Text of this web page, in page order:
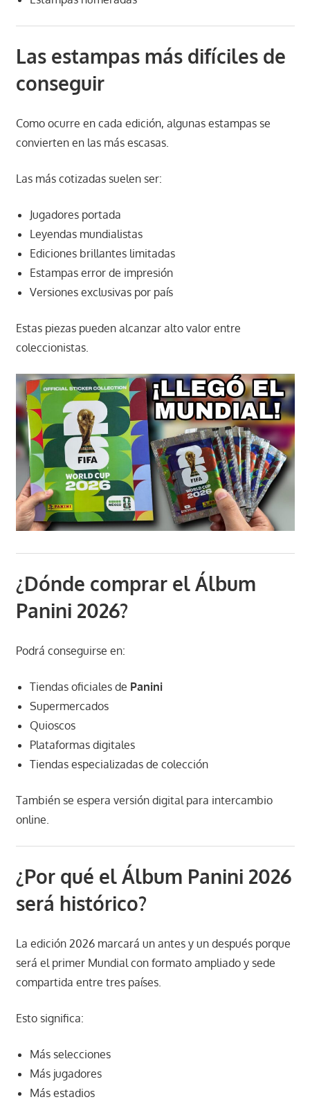
Las estampas más difíciles de
conseguir
Como ocurre en cada edición, algunas estampas se
convierten en las más escasas.
Las más cotizadas suelen ser:
Jugadores portada
Leyendas mundialistas
Ediciones brillantes limitadas
Estampas error de impresión
Versiones exclusivas por país
Estas piezas pueden alcanzar alto valor entre
coleccionistas.
¿Dónde comprar el Álbum
Panini 2026?
Podrá conseguirse en:
Tiendas oficiales de Panini
Supermercados
Quioscos
Plataformas digitales
Tiendas especializadas de colección
También se espera versión digital para intercambio
online.
¿Por qué el Álbum Panini 2026
será histórico?
La edición 2026 marcará un antes y un después porque
será el primer Mundial con formato ampliado y sede
compartida entre tres países.
Esto significa:
Más selecciones
Más jugadores
Más estadios